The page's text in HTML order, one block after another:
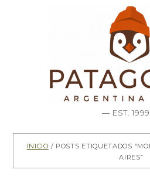
— EST.
Inicio / Posts etiquetados
Aires”